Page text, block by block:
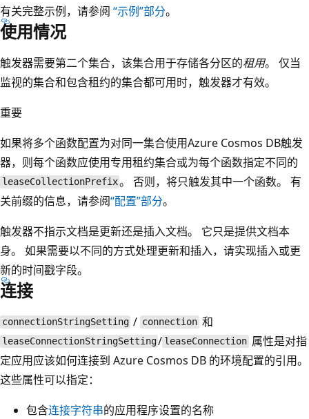
有关完整示例，请参阅 “示例”部分。
使用情况
触发器需要第二个集合，该集合用于存储各分区的租用。 仅当
监视的集合和包含租约的集合都可用时，触发器才有效。
重要
如果将多个函数配置为对同一集合使用Azure Cosmos DB触发
器，则每个函数应使用专用租约集合或为每个函数指定不同的
leaseCollectionPrefix。 否则，将只触发其中一个函数。 有
关前缀的信息，请参阅“配置”部分。
触发器不指示文档是更新还是插入文档。 它只是提供文档本
身。 如果需要以不同的方式处理更新和插入，请实现插入或更
新的时间戳字段。
连接
connectionStringSetting / connection 和
leaseConnectionStringSetting/ leaseConnection 属性是对指
定应用应该如何连接到 Azure Cosmos DB 的环境配置的引用。
这些属性可以指定：
包含连接字符串的应用程序设置的名称